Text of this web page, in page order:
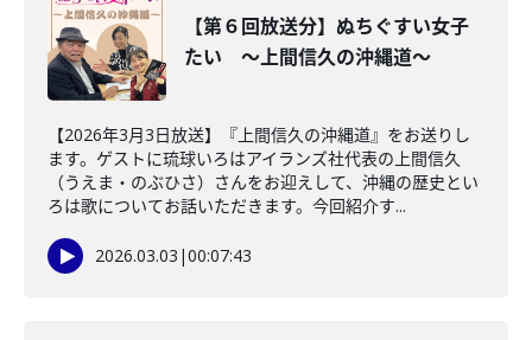
【第６回放送分】ぬちぐすい女子
たい ～上間信久の沖縄道～
【2026年3月3日放送】『上間信久の沖縄道』をお送りし
ます。ゲストに琉球いろはアイランズ社代表の上間信久
（うえま・のぶひさ）さんをお迎えして、沖縄の歴史とい
ろは歌についてお話いただきます。今回紹介す...
2026.03.03 |00:07:43